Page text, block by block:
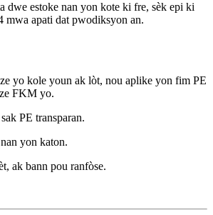
dwe estoke nan yon kote ki fre, sèk epi ki
mwa apati dat pwodiksyon an.
yo kole youn ak lòt, nou aplike yon fim PE
FKM yo.
PE transparan.
yon katon.
ak bann pou ranfòse.